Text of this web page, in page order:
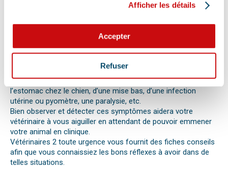
Afficher les détails
Accepter
Refuser
vomissements, constipations ou diarrhées, une blessure, une
Différentes causes peuvent être à l’origine d’une urgence pour
réaction allergique avec œdème de Quincke, d’une intoxication
ou envenimation, d’un syndrome dilatation torsion de
l’estomac chez le chien, d’une mise bas, d’une infection
utérine ou pyomètre, une paralysie, etc.
Bien observer et détecter ces symptômes aidera votre
vétérinaire à vous aiguiller en attendant de pouvoir emmener
votre animal en clinique.
Vétérinaires 2 toute urgence vous fournit des fiches conseils
afin que vous connaissiez les bons réflexes à avoir dans de
telles situations.